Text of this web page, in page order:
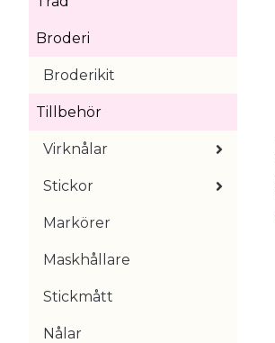
Broderi
Broderikit
Tillbehör
Virknålar
Stickor
Markörer
Maskhållare
Stickmått
Nålar